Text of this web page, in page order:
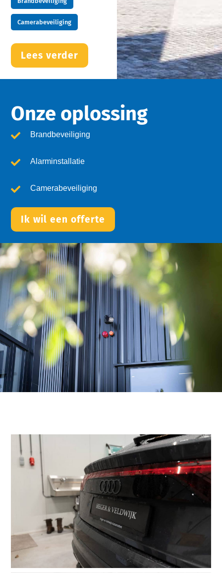
Camerabeveiliging
Lees verder
Onze oplossing
Brandbeveiliging
Alarminstallatie
Camerabeveiliging
Ik wil een offerte